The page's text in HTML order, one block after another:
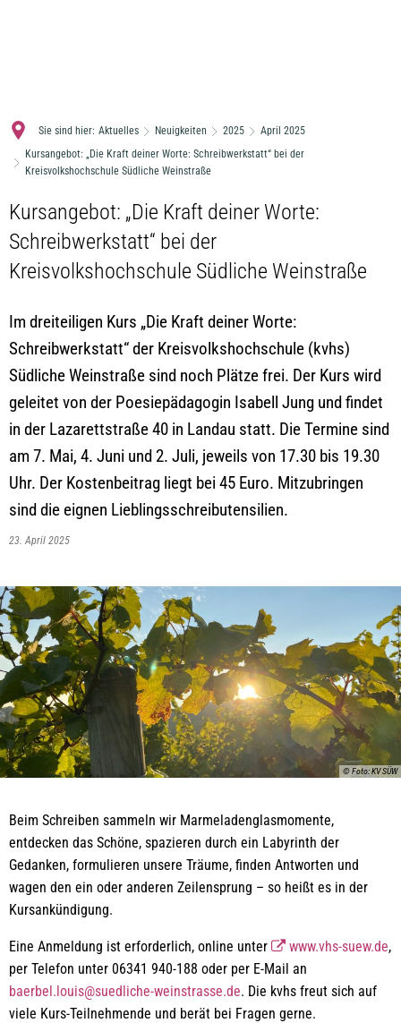
Sie sind hier: Aktuelles Neuigkeiten 2025
April 2025
Kursangebot: „Die Kraft deiner Worte: Schreibwerkstatt“ bei der
Kreisvolkshochschule Südliche Weinstraße
Kursangebot: „Die Kraft deiner Worte:
Schreibwerkstatt“ bei der
Kreisvolkshochschule Südliche Weinstraße
Im dreiteiligen Kurs „Die Kraft deiner Worte:
Schreibwerkstatt“ der Kreisvolkshochschule (kvhs)
Südliche Weinstraße sind noch Plätze frei. Der Kurs wird
geleitet von der Poesiepädagogin Isabell Jung und findet
in der Lazarettstraße 40 in Landau statt. Die Termine sind
am 7. Mai, 4. Juni und 2. Juli, jeweils von 17.30 bis 19.30
Uhr. Der Kostenbeitrag liegt bei 45 Euro. Mitzubringen
sind die eignen Lieblingsschreibutensilien.
23. April 2025
© Foto: KV SÜW
Beim Schreiben sammeln wir Marmeladenglasmomente,
entdecken das Schöne, spazieren durch ein Labyrinth der
Gedanken, formulieren unsere Träume, finden Antworten und
wagen den ein oder anderen Zeilensprung – so heißt es in der
Kursankündigung.
Eine Anmeldung ist erforderlich, online unter www.vhs-suew.de,
per Telefon unter 06341 940-188 oder per E-Mail an
baerbel.louis@suedliche-weinstrasse.de. Die kvhs freut sich auf
viele Kurs-Teilnehmende und berät bei Fragen gerne.